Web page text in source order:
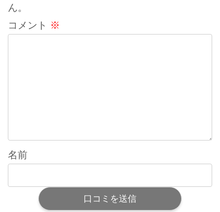
ん。
コメント ※
名前